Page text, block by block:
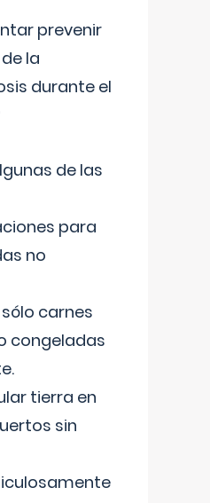
prevenir
la
durante el
de las
para
no
carnes
congeladas
tierra en
sin